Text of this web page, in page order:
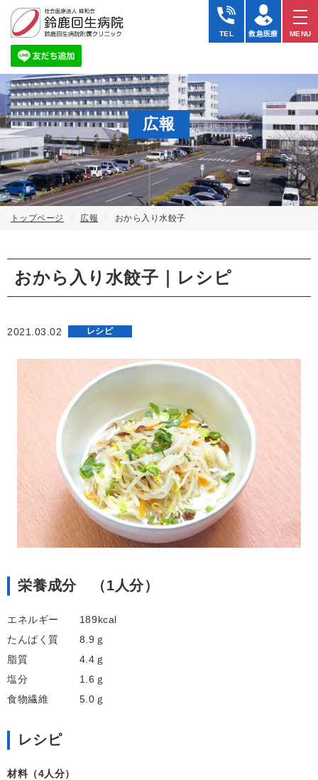
TEL 救急医療 MENU
広報
トップページ 広報 おから入り水餃子
おから入り水餃子｜レシピ
2021.03.02 レシピ
栄養成分 （1人分）
エネルギー 189kcal
たんぱく質 8.9ｇ
脂質 4.4ｇ
塩分 1.6ｇ
食物繊維 5.0ｇ
レシピ
材料（4人分）